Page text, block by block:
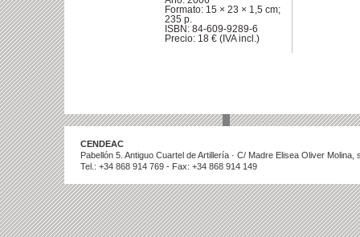
Formato: 15 × 23 × 1,5 cm;
235 p.
ISBN: 84-609-9289-6
Precio: 18 € (IVA incl.)
CENDEAC
Pabellón 5. Antiguo Cuartel de Artillería · C/ Madre Elisea Oliver
Tel.: +34 868 914 769 - Fax: +34 868 914 149